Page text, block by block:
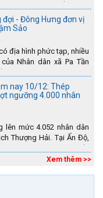
đợi - Đông Hưng đơn vị
Sảo
địa hình phức tạp, nhiều
Nhân dân xã Pa Tần
nay 10/12: Thép
ngưỡng 4.000 nhân
lên mức 4.052 nhân dân
Thượng Hải. Tại Ấn Độ,
Xem thêm >>